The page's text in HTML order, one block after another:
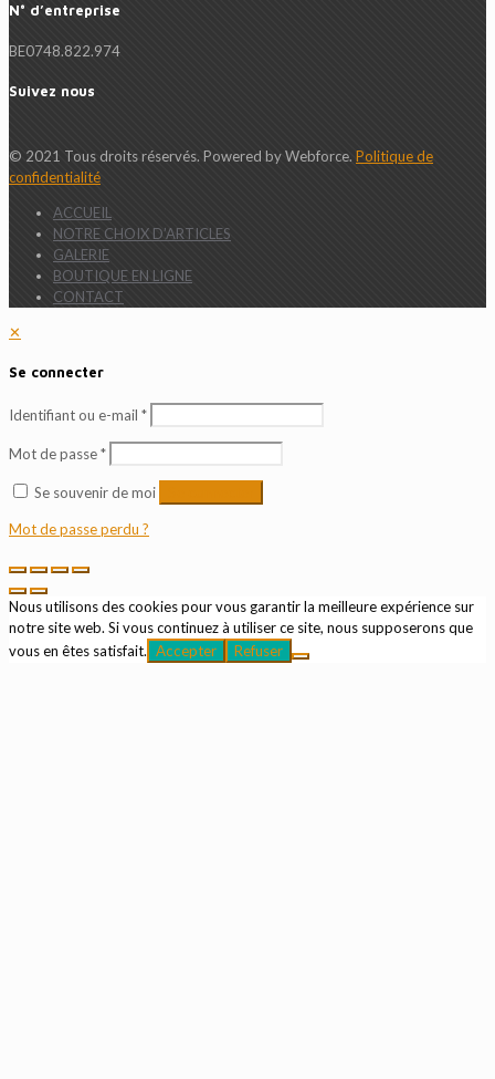
N° d’entreprise
BE0748.822.974
Suivez nous
© 2021 Tous droits réservés. Powered by Webforce. Politique de
confidentialité
ACCUEIL
NOTRE CHOIX D’ARTICLES
GALERIE
BOUTIQUE EN LIGNE
CONTACT
✕
Se connecter
Identifiant ou e-mail *
Mot de passe*
Se souvenir de moi
Mot de passe perdu ?
Nous utilisons des cookies pour vous garantir la meilleure expérience sur
notre site web. Si vous continuez à utiliser ce site, nous supposerons que
vous en êtes satisfait. Accepter Refuser